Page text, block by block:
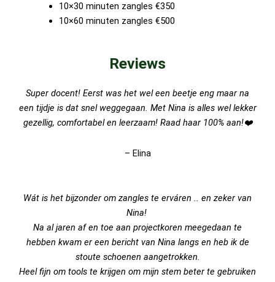
10×30 minuten zangles €350
10×60 minuten zangles €500
Reviews
Super docent! Eerst was het wel een beetje eng maar na
een tijdje is dat snel weggegaan. Met Nina is alles wel lekker
gezellig, comfortabel en leerzaam! Raad haar 100% aan!❤️
– Elina
Wát is het bijzonder om zangles te erváren .. en zeker van
Nina!
Na al jaren af en toe aan projectkoren meegedaan te
hebben kwam er een bericht van Nina langs en heb ik de
stoute schoenen aangetrokken.
Heel fijn om tools te krijgen om mijn stem beter te gebruiken